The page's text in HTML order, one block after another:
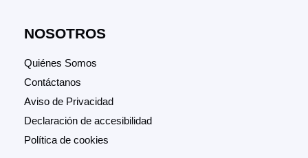
NOSOTROS
Quiénes Somos
Contáctanos
Aviso de Privacidad
Declaración de accesibilidad
Política de cookies